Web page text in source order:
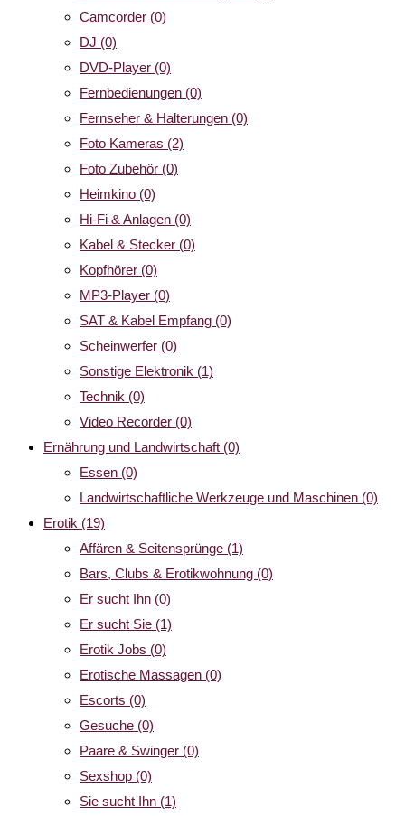
Camcorder (0)
DJ (0)
DVD-Player (0)
Fernbedienungen (0)
Fernseher & Halterungen (0)
Foto Kameras (2)
Foto Zubehör (0)
Heimkino (0)
Hi-Fi & Anlagen (0)
Kabel & Stecker (0)
Kopfhörer (0)
MP3-Player (0)
SAT & Kabel Empfang (0)
Scheinwerfer (0)
Sonstige Elektronik (1)
Technik (0)
Video Recorder (0)
Ernährung und Landwirtschaft (0)
Essen (0)
Landwirtschaftliche Werkzeuge und Maschinen (0)
Erotik (19)
Affären & Seitensprünge (1)
Bars, Clubs & Erotikwohnung (0)
Er sucht Ihn (0)
Er sucht Sie (1)
Erotik Jobs (0)
Erotische Massagen (0)
Escorts (0)
Gesuche (0)
Paare & Swinger (0)
Sexshop (0)
Sie sucht Ihn (1)